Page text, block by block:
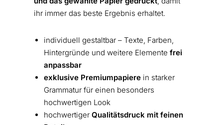
ihr immer das beste Ergebnis erhaltet.
individuell gestaltbar – Texte, Farben,
Hintergründe und weitere Elemente frei
anpassbar
exklusive Premiumpapierein starker
Grammatur für einen besonders
hochwertigen Look
hochwertiger Qualitätsdruck mit feinen